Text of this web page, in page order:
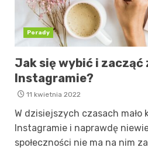
Porady
Jak się wybić i zacząć
Instagramie?
11 kwietnia 2022
W dzisiejszych czasach mało
Instagramie i naprawdę
społeczności nie ma na nim